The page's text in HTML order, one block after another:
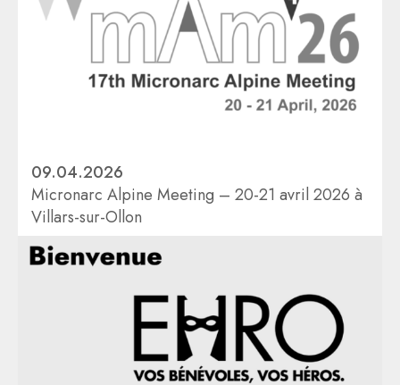
09.04.2026
Micronarc Alpine Meeting – 20-21 avril 2026 à
Villars-sur-Ollon